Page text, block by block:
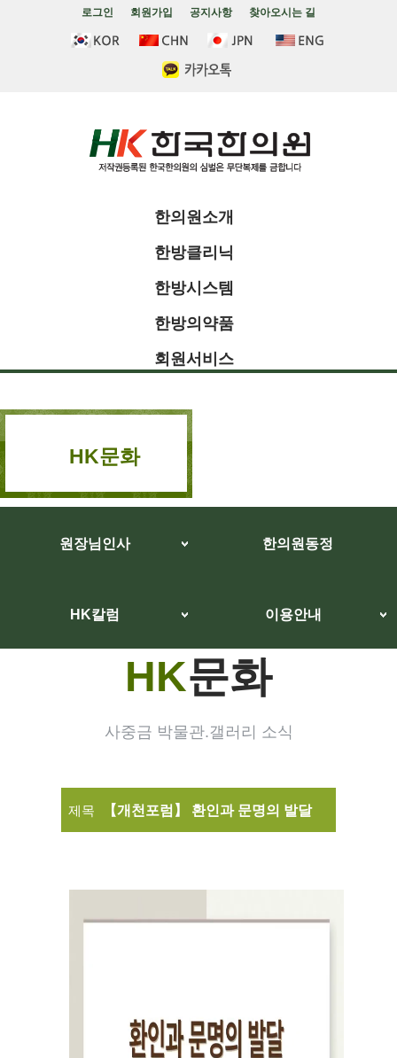
로그인 회원가입 공지사항 찾아오시는 길
한의원소개
한방클리닉
한방시스템
한방의약품
회원서비스
HK문화
원장님인사 한의원동정
HK칼럼 이용안내
HK문화
사중금 박물관.갤러리 소식
제목 【개천포럼】 환인과 문명의 발달